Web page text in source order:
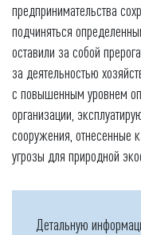
предпринимательства
подчиняться
оставили за собой
за деятельностью
с повышенным уровнем
организации,
сооружения, отнесенные
угрозы для природной
Детальную